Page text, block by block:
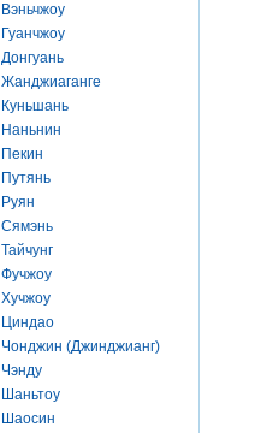
Вэньчжоу
Гуанчжоу
Донгуань
Жанджиаганге
Куньшань
Наньнин
Пекин
Путянь
Руян
Сямэнь
Тайчунг
Фучжоу
Хучжоу
Циндао
Чонджин (Джинджианг)
Чэнду
Шаньтоу
Шаосин